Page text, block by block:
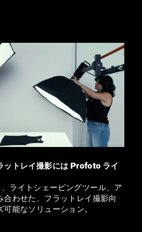
ットレイ撮影には Profoto ライ
ライトシェーピングツール、ア
合わせた、フラットレイ撮影向
能なソリューション。